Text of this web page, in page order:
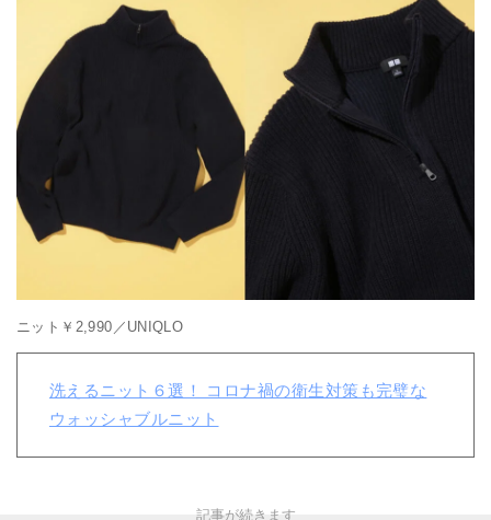
ニット￥2,990／UNIQLO
洗えるニット６選！ コロナ禍の衛生対策も完璧な
ウォッシャブルニット